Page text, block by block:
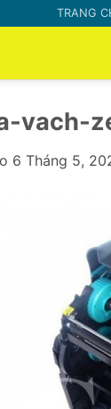
TRANG
vach-
6 Tháng 5,